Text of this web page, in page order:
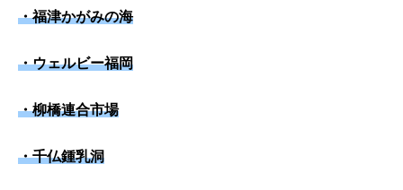
・福津かがみの海
・ウェルビー福岡
・柳橋連合市場
・千仏鍾乳洞